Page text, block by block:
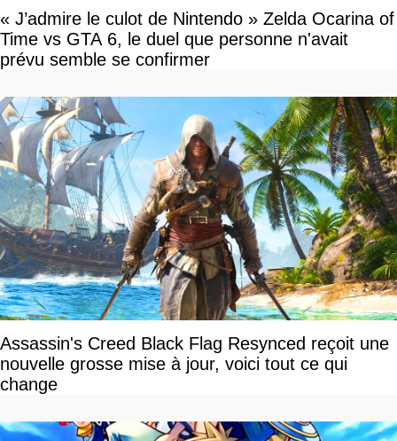
« J’admire le culot de Nintendo » Zelda Ocarina of
Time vs GTA 6, le duel que personne n'avait
prévu semble se confirmer
Assassin's Creed Black Flag Resynced reçoit une
nouvelle grosse mise à jour, voici tout ce qui
change